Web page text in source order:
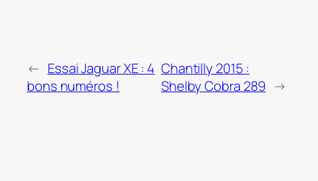
← Essai Jaguar XE : 4
bons numéros !
Chantilly 2015 :
Shelby Cobra 289 →